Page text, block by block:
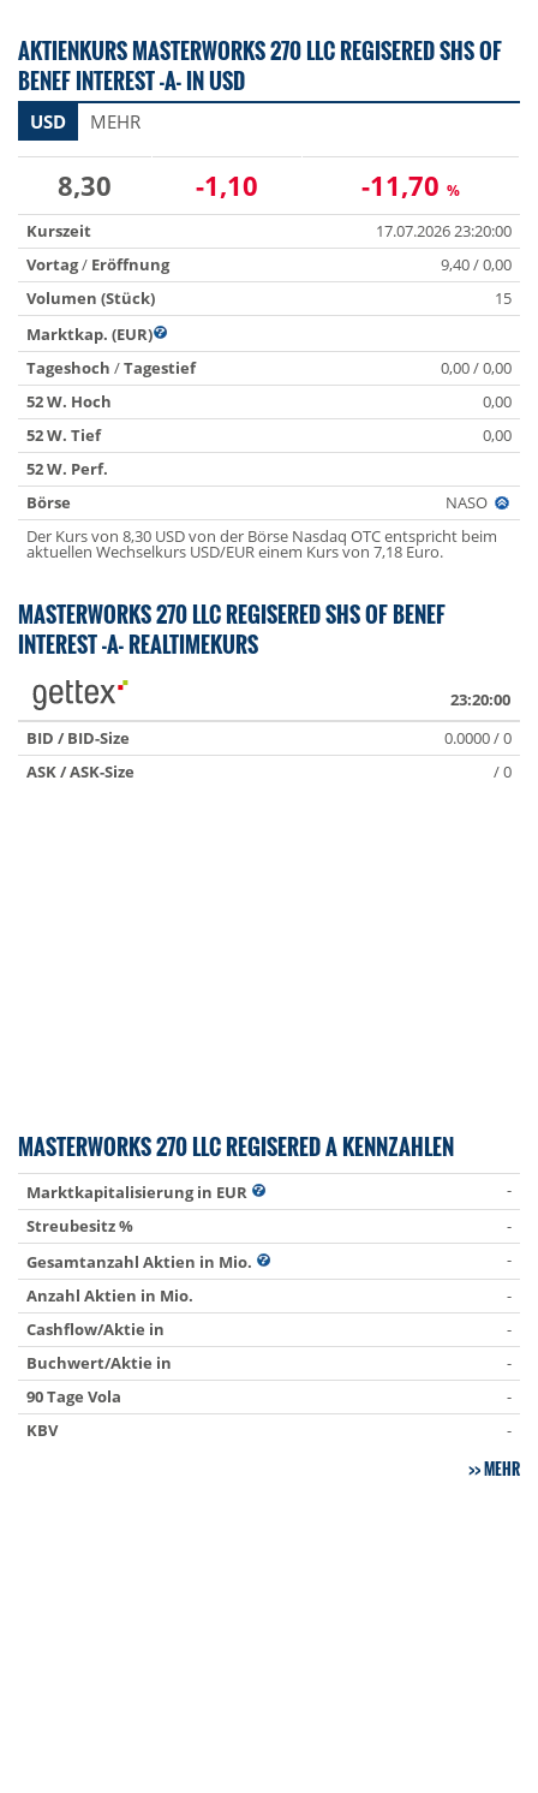
AKTIENKURS MASTERWORKS 270 LLC REGISERED SHS OF
BENEF INTEREST -A- IN USD
USD MEHR
8,30 -1,10 -11,70 %
Kurszeit
17.07.2026 23:20:00
Vortag/ Eröffnung
9,40 / 0,00
Volumen (Stück)
15
Marktkap. (EUR)
Tageshoch /Tagestief
0,00 / 0,00
52 W. Hoch
0,00
52 W. Tief
0,00
52 W. Perf.
Börse
NASO
Der Kurs von 8,30 USD von der Börse Nasdaq OTC entspricht beim
aktuellen Wechselkurs USD/EUR einem Kurs von 7,18 Euro.
MASTERWORKS 270 LLC REGISERED SHS OF BENEF
INTEREST -A- REALTIMEKURS
23:20:00
BID / BID-Size
0.0000 / 0
ASK / ASK-Size
/ 0
MASTERWORKS 270 LLC REGISERED A KENNZAHLEN
Marktkapitalisierung in EUR
-
Streubesitz %
-
Gesamtanzahl Aktien in Mio.
-
Anzahl Aktien in Mio.
-
Cashflow/Aktie in
-
Buchwert/Aktie in
-
90 Tage Vola
-
KBV
-
MEHR